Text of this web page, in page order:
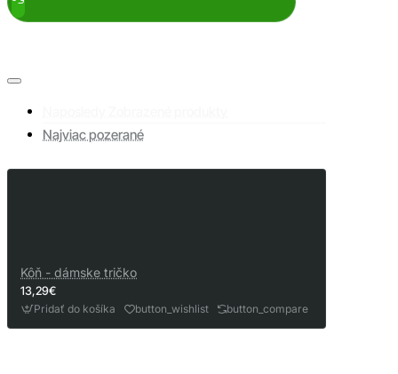
Najviac pozerané
Kôň - dámske tričko
13,29€
Pridať do košíka button_wishlist button_compare